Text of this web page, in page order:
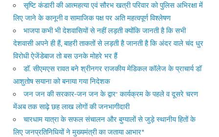
सृष्टि कंडारी की आत्महत्या एवं सौरभ खत्री परिवार को पुलिस अभिरक्षा में
लिए जाने के कानूनी व सामाजिक पक्ष पर अति महत्वपूर्ण विश्लेषण
भाजपा कभी भी देशवासियों से नहीं लड़ती क्योंकि जानती है कि सभी
देशवासी अपने ही हैं, बाहरी ताकतों से लड़ती है जानती है कि अंदर वाले चंद धुर
विरोधी ऐजेंडेबाज तो बस उनके मोहरे भर हैं
डॉ. सीएमएस रावत बने श्रीनगर राजकीय मेडिकल कॉलेज के प्राचार्य डॉ
आशुतोष सयाना को बनाया गया निदेशक
जन जन की सरकार-जन जन के द्वार’ कार्यक्रम के पहले व दूसरे चरण
मेंअब तक साढ़े छह लाख लोगों की जनभागीदारी
चारधाम यात्रा के सफल संचालन और बुग्यालों से जुड़े स्थानीय हितों के
लिए जनप्रतिनिधियों ने मुख्यमंत्री का जताया आभार*